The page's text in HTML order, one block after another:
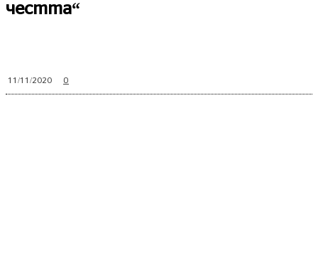
честта“
11/11/2020 0